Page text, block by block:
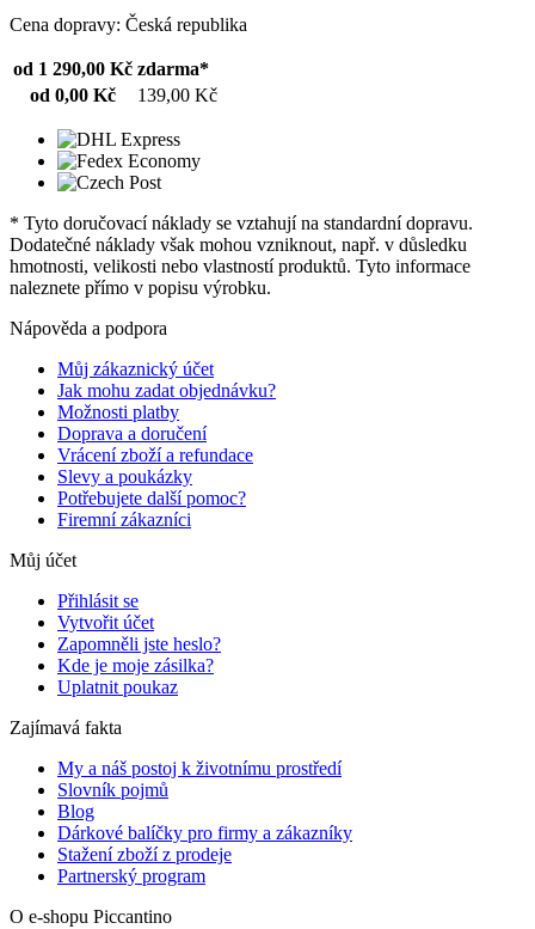
Cena dopravy: Česká republika
od 1 290,00 Kč zdarma*
od 0,00 Kč
139,00 Kč
* Tyto doručovací náklady se vztahují na standardní dopravu.
Dodatečné náklady však mohou vzniknout, např. v důsledku
hmotnosti, velikosti nebo vlastností produktů. Tyto informace
naleznete přímo v popisu výrobku.
Nápověda a podpora
Můj zákaznický účet
Jak mohu zadat objednávku?
Možnosti platby
Doprava a doručení
Vrácení zboží a refundace
Slevy a poukázky
Potřebujete další pomoc?
Firemní zákazníci
Můj účet
Přihlásit se
Vytvořit účet
Zapomněli jste heslo?
Kde je moje zásilka?
Uplatnit poukaz
Zajímavá fakta
My a náš postoj k životnímu prostředí
Slovník pojmů
Blog
Dárkové balíčky pro firmy a zákazníky
Stažení zboží z prodeje
Partnerský program
O e-shopu Piccantino